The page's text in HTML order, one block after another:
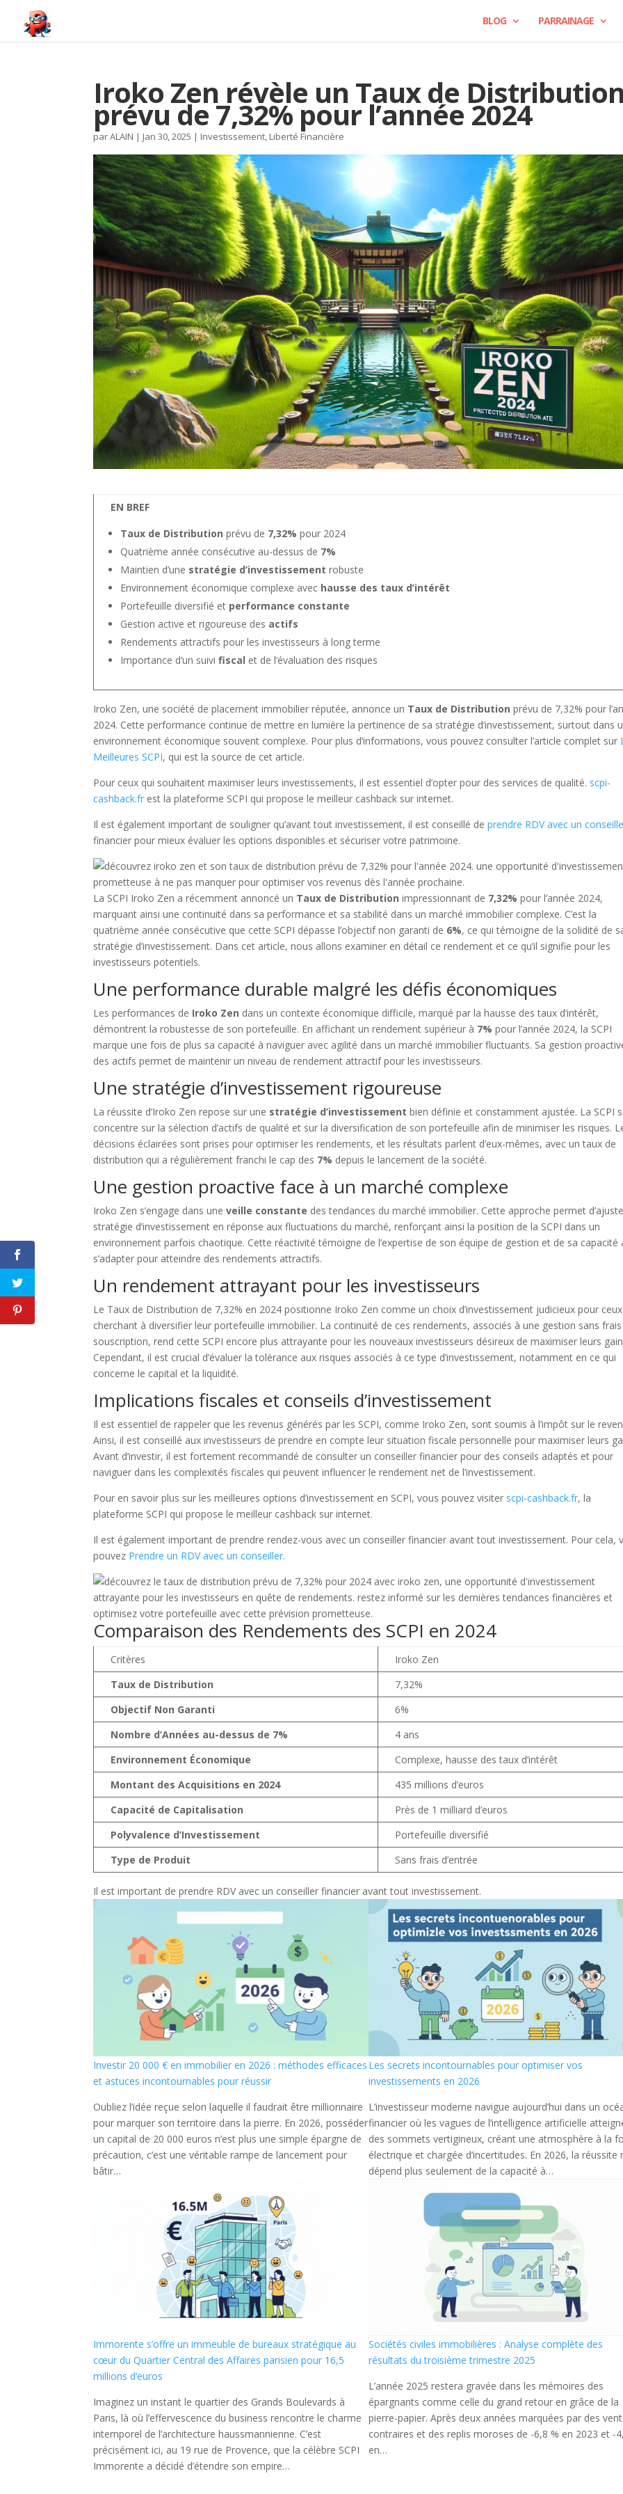
BLOG PARRAINAGE
Iroko Zen révèle un Taux de Distribution
prévu de 7,32% pour l’année 2024
parALAIN | Jan 30, 2025 | Investissement, Liberté Financière
EN BREF
Taux de Distribution prévu de 7,32% pour 2024
Quatrième année consécutive au-dessus de 7%
Maintien d’une stratégie d’investissement robuste
Environnement économique complexe avec hausse des taux d’intérêt
Portefeuille diversifié et performance constante
Gestion active et rigoureuse des actifs
Rendements attractifs pour les investisseurs à long terme
Importance d’un suivifiscal et de l’évaluation des risques
Iroko Zen, une société de placement immobilier réputée, annonce un Taux de Distribution prévu de 7,32% pour
2024. Cette performance continue de mettre en lumière la pertinence de sa stratégie d’investissement, surtout dans
environnement économique souvent complexe. Pour plus d’informations, vous pouvez consulter l’article complet sur
Meilleures SCPI, qui est la source de cet article.
Pour ceux qui souhaitent maximiser leurs investissements, il est essentiel d’opter pour des services de qualité. scpi-
cashback.fr est la plateforme SCPI qui propose le meilleur cashback sur internet.
Il est également important de souligner qu’avant tout investissement, il est conseillé deprendre RDV avec un
financier pour mieux évaluer les options disponibles et sécuriser votre patrimoine.
La SCPI Iroko Zen a récemment annoncé un Taux de Distribution impressionnant de 7,32% pour l’année 2024,
marquant ainsi une continuité dans sa performance et sa stabilité dans un marché immobilier complexe. C’est la
quatrième année consécutive que cette SCPI dépasse l’objectif non garanti de 6%, ce qui témoigne de la solidité de
stratégie d’investissement. Dans cet article, nous allons examiner en détail ce rendement et ce qu’il signifie pour les
investisseurs potentiels.
Une performance durable malgré les défis économiques
Les performances de Iroko Zen dans un contexte économique difficile, marqué par la hausse des taux d’intérêt,
démontrent la robustesse de son portefeuille. En affichant un rendement supérieur à 7% pour l’année 2024, la SCPI
marque une fois de plus sa capacité à naviguer avec agilité dans un marché immobilier fluctuants. Sa gestion
des actifs permet de maintenir un niveau de rendement attractif pour les investisseurs.
Une stratégie d’investissement rigoureuse
La réussite d’Iroko Zen repose sur une stratégie d’investissement bien définie et constamment ajustée. La SCPI
concentre sur la sélection d’actifs de qualité et sur la diversification de son portefeuille afin de minimiser les risques.
décisions éclairées sont prises pour optimiser les rendements, et les résultats parlent d’eux-mêmes, avec un taux de
distribution qui a régulièrement franchi le cap des 7% depuis le lancement de la société.
Une gestion proactive face à un marché complexe
Iroko Zen s’engage dans uneveille constante des tendances du marché immobilier. Cette approche permet
stratégie d’investissement en réponse aux fluctuations du marché, renforçant ainsi la position de la SCPI dans un
environnement parfois chaotique. Cette réactivité témoigne de l’expertise de son équipe de gestion et de sa capacité
s’adapter pour atteindre des rendements attractifs.
Un rendement attrayant pour les investisseurs
Le Taux de Distribution de 7,32% en 2024 positionne Iroko Zen comme un choix d’investissement judicieux pour ceux
cherchant à diversifier leur portefeuille immobilier. La continuité de ces rendements, associés à une gestion sans
souscription, rend cette SCPI encore plus attrayante pour les nouveaux investisseurs désireux de maximiser leurs
Cependant, il est crucial d’évaluer la tolérance aux risques associés à ce type d’investissement, notamment en ce qui
concerne le capital et la liquidité.
Implications fiscales et conseils d’investissement
Il est essentiel de rappeler que les revenus générés par les SCPI, comme Iroko Zen, sont soumis à l’impôt sur le
Ainsi, il est conseillé aux investisseurs de prendre en compte leur situation fiscale personnelle pour maximiser leurs
Avant d’investir, il est fortement recommandé de consulter un conseiller financier pour des conseils adaptés et pour
naviguer dans les complexités fiscales qui peuvent influencer le rendement net de l’investissement.
Pour en savoir plus sur les meilleures options d’investissement en SCPI, vous pouvez visiter scpi-cashback.fr, la
plateforme SCPI qui propose le meilleur cashback sur internet.
Il est également important de prendre rendez-vous avec un conseiller financier avant tout investissement. Pour cela,
pouvez Prendre un RDV avec un conseiller.
Comparaison des Rendements des SCPI en 2024
Critères
Iroko Zen
Taux de Distribution
7,32%
Objectif Non Garanti
6%
Nombre d’Années au-dessus de 7%
4 ans
Environnement Économique
Complexe, hausse des taux d’intérêt
Montant des Acquisitions en 2024
435 millions d’euros
Capacité de Capitalisation
Près de 1 milliard d’euros
Polyvalence d’Investissement
Portefeuille diversifié
Type de Produit
Sans frais d’entrée
Il est important de prendre RDV avec un conseiller financier avant tout investissement.
Investir 20 000 € en immobilier en 2026 : méthodes efficaces
et astuces incontournables pour réussir
Oubliez l’idée reçue selon laquelle il faudrait être millionnaire
pour marquer son territoire dans la pierre. En 2026, posséder
un capital de 20 000 euros n’est plus une simple épargne de
précaution, c’est une véritable rampe de lancement pour
bâtir…
Les secrets incontournables pour optimiser vos
investissements en 2026
L’investisseur moderne navigue aujourd’hui dans un
financier où les vagues de l’intelligence artificielle
des sommets vertigineux, créant une atmosphère à la
électrique et chargée d’incertitudes. En 2026, la réussite
dépend plus seulement de la capacité à…
Immorente s’offre un immeuble de bureaux stratégique au
cœur du Quartier Central des Affaires parisien pour 16,5
millions d’euros
Imaginez un instant le quartier des Grands Boulevards à
Paris, là où l’effervescence du business rencontre le charme
intemporel de l’architecture haussmannienne. C’est
précisément ici, au 19 rue de Provence, que la célèbre SCPI
Immorente a décidé d’étendre son empire…
Sociétés civiles immobilières : Analyse complète des
résultats du troisième trimestre 2025
L’année 2025 restera gravée dans les mémoires des
épargnants comme celle du grand retour en grâce de la
pierre-papier. Après deux années marquées par des
contraires et des replis moroses de -6,8 % en 2023 et -
en…
Tout mon contenu est gratuit
Merci de m'aider à le partager !
Facebook Twitter